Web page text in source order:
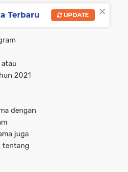
2021
dengan
juga
tentang
×
Terbaru UPDATE